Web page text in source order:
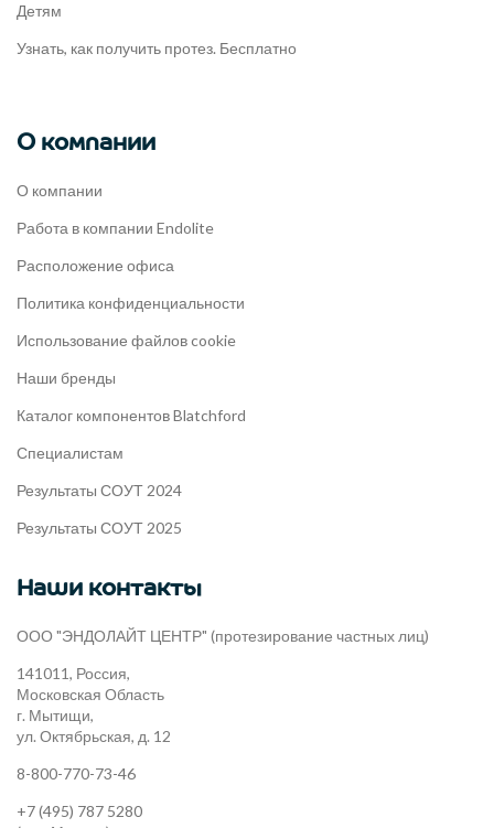
Детям
Узнать, как получить протез. Бесплатно
О компании
О компании
Работа в компании Endolite
Расположение офиса
Политика конфиденциальности
Использование файлов cookie
Наши бренды
Каталог компонентов Blatchford
Специалистам
Результаты СОУТ 2024
Результаты СОУТ 2025
Наши контакты
ООО "ЭНДОЛАЙТ ЦЕНТР" (протезирование частных лиц)
141011, Россия,
Московская Область
г. Мытищи,
ул. Октябрьская, д. 12
8-800-770-73-46
+7 (495) 787 5280